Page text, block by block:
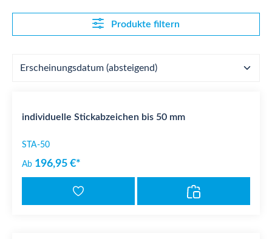
Produkte filtern
individuelle Stickabzeichen bis 50 mm
STA-50
Ab 196,95 €*